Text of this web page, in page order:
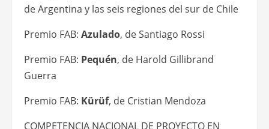
de Argentina y las seis regiones del sur de Chile
Premio FAB: Azulado, de Santiago Rossi
Premio FAB: Pequén, de Harold Gillibrand
Guerra
Premio FAB: Kürüf, de Cristian Mendoza
COMPETENCIA NACIONAL DE PROYECTO EN